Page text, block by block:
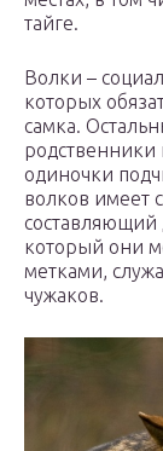
тайге.
Волки –
которых
самка.
одиночки
волков имеет
составляющий
который они
метками,
чужаков.